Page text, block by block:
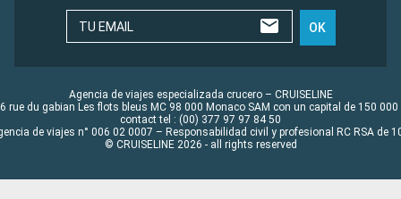
TU EMAIL OK
Agencia de viajes especializada crucero – CRUISELINE
rue du gabian Les flots bleus MC 98 000 Monaco SAM con un capital de 150 000
contact tel : (00) 377 97 97 84 50
de viajes n° 006 02 0007 – Responsabilidad civil y profesional RC RSA de
© CRUISELINE 2026 - all rights reserved